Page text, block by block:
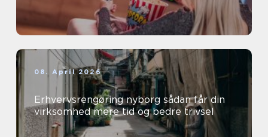
08. April 2026
Erhvervsrengøring nyborg sådan får din
virksomhed mere tid og bedre trivsel